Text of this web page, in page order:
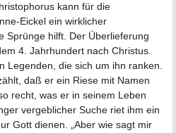
kann für die
Eickel ein wirklicher
Sprünge hilft. Der Überlieferung
4. Jahrhundert nach Christus.
Legenden, die sich um ihn ranken.
daß er ein Riese mit Namen
recht, was er in seinem Leben
vergeblicher Suche riet ihm ein
Gott dienen. „Aber wie sagt mir